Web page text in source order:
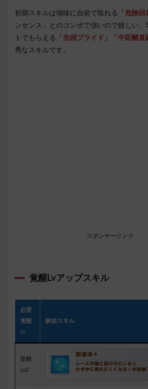
初期スキルは地味に自前で取れる 「危険回
ンセンス」とのコンボで強いので嬉しい
トでもらえる 「先頭プライド」「中距離直
秀なスキルです。
スポンサーリンク
覚醒Lvアップスキル
必要
覚醒
Lv
解放スキル
覚醒
Lv2